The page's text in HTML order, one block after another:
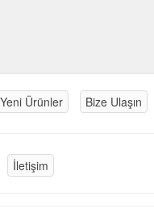
Ürünler Bize Ulaşın
İletişim